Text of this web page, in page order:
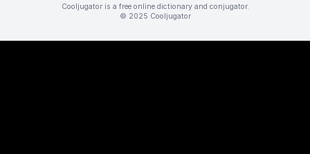
Cooljugator is a free online dictionary and conjugator.
© 2025 Cooljugator